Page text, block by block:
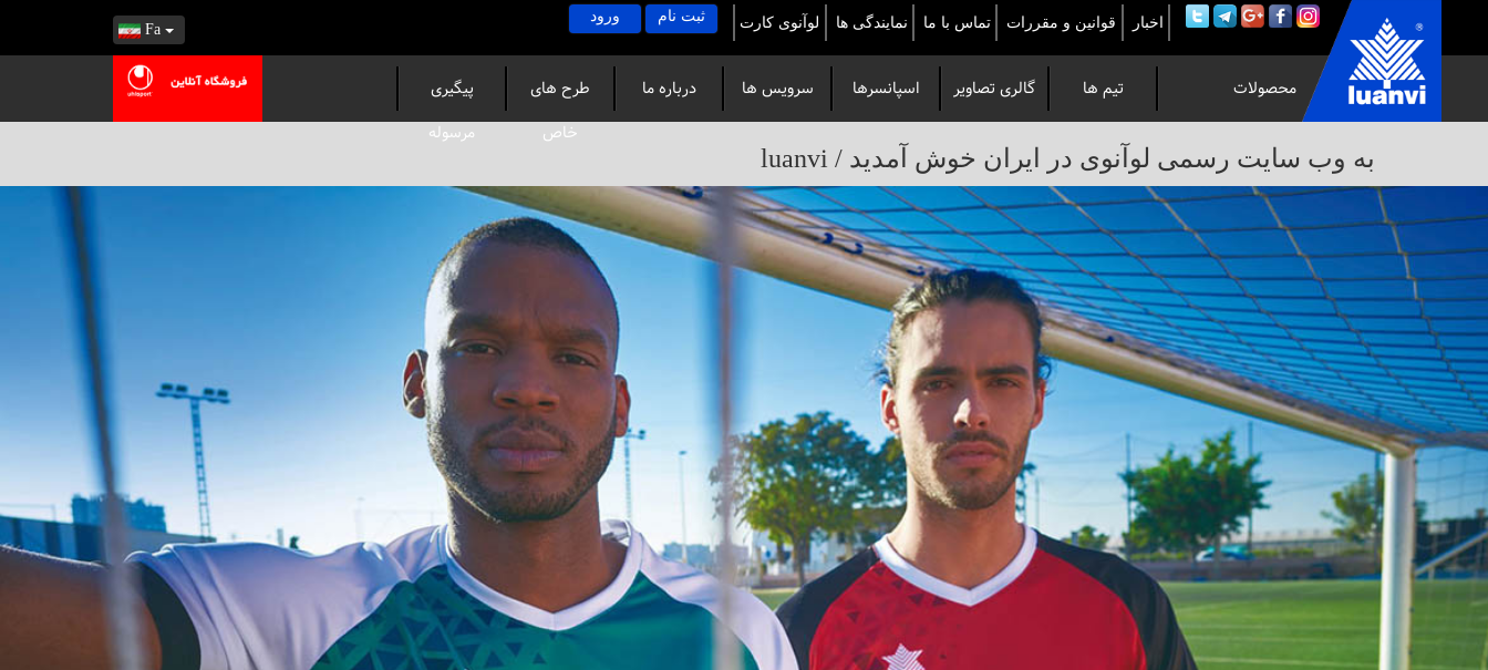
Fa
وب
سایت
رسمی
لوآنوی
در
ایران
خوش
آمدید
/
luanvi
اخبار قوانین و مقررات تماس با ما نمایندگی ها لوآنوی کارت ثبت نام ورود
محصولات تیم ها گالری تصاویر اسپانسرها سرویس ها درباره ما
طرح های
خاص
پیگیری
مرسوله
به وب سایت رسمی لوآنوی در ایران خوش آمدید / luanvi